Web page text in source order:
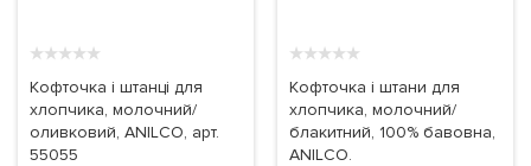
★★★★★
Кофточка і штанці для
хлопчика, молочний/
оливковий, ANILCO, арт.
55055
★★★★★
Кофточка і штани для
хлопчика, молочний/
блакитний, 100% бавовна,
ANILCO.